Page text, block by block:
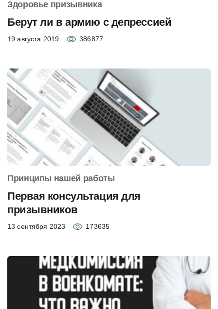
Здоровье призывника
Берут ли в армию с депрессией
19 августа 2019 386877
Принципы нашей работы
Первая консультация для
призывников
13 сентября 2023 173635